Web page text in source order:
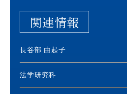
関連情報
長谷部 由起子
法学研究科